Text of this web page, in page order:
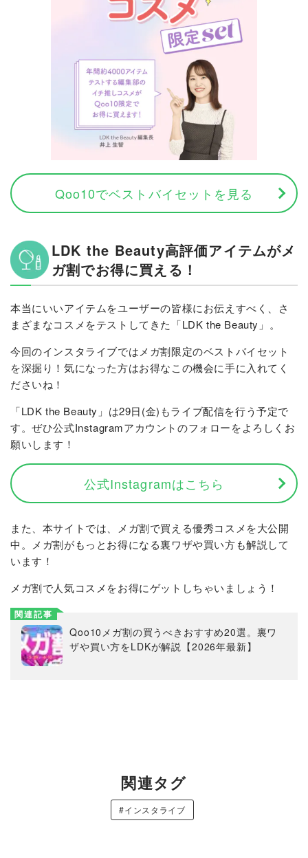
Qoo10でベストバイセットを見る
LDK the Beauty高評価アイテムがメ
ガ割でお得に買える！
本当にいいアイテムをユーザーの皆様にお伝えすべく、さ
まざまなコスメをテストしてきた「LDK the Beauty」。
今回のインスタライブではメガ割限定のベストバイセット
を深掘り！気になった方はお得なこの機会に手に入れてく
ださいね！
「LDK the Beauty」は29日(金)もライブ配信を行う予定で
す。ぜひ公式Instagramアカウントのフォローをよろしくお
願いします！
公式Instagramはこちら
また、本サイトでは、メガ割で買える優秀コスメを大公開
中。メガ割がもっとお得になる裏ワザや買い方も解説して
います！
メガ割で人気コスメをお得にゲットしちゃいましょう！
関連記事
Qoo10メガ割の買うべきおすすめ20選。裏ワ
ザや買い方をLDKが解説【2026年最新】
関連タグ
#インスタライブ